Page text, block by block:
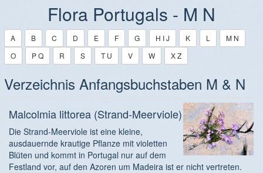
Flora Portugals - M N
A B C D E F G H I J K L
M N
O
P Q R S T U V W X Z
Verzeichnis Anfangsbuchstaben M & N
Malcolmia littorea (Strand-Meerviole)
Die Strand-Meerviole ist eine kleine,
ausdauernde krautige Pflanze mit violetten
Blüten und kommt in Portugal nur auf dem
Festland vor, auf den Azoren um Madeira ist er nicht vertreten.